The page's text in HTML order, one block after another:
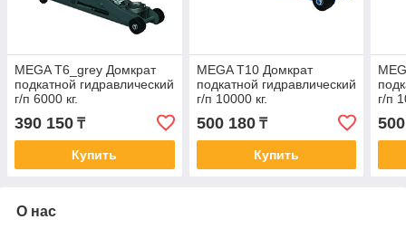
MEGA T6_grey Домкрат
подкатной гидравлический
г/п 6000 кг.
390 150 ₸
Купить
MEGA T10 Домкрат
подкатной гидравлический
г/п 10000 кг.
500 180₸
Купить
г/п
О нас